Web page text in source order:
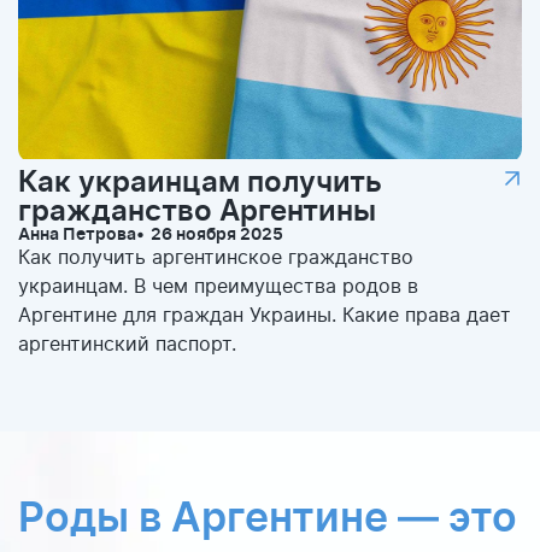
Анна Петрова 26 ноября 2025
Как украинцам получить
гражданство Аргентины
Как получить аргентинское гражданство
украинцам. В чем преимущества родов в
Аргентине для граждан Украины. Какие права дает
аргентинский паспорт.
Роды в Аргентине — это